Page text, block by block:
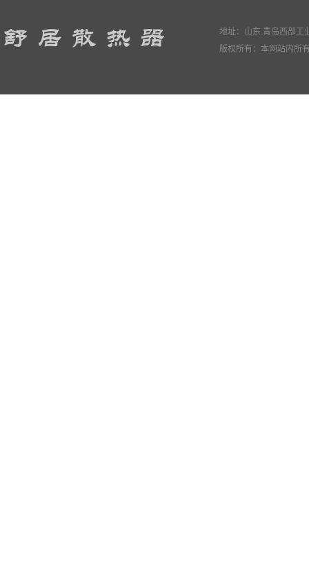
地址：山东.青岛西部
版权所有：本网站内所